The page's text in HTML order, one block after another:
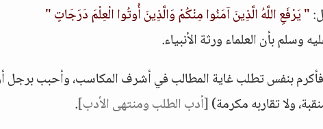
" يَرْفَعِ اللَّهُ الَّذِينَ آمَنُوا مِنْكُمْ وَالَّذِينَ أُوتُوا الْعِلْمَ دَرَجَاتٍ "
وسلم بأن العلماء ورثة الأنبياء.
فأكرم بنفس تطلب غاية المطالب في أشرف المكاسب، وأحبب برجل
ولا تقاربه مكرمة)[أدب الطلب ومنتهى الأدب].